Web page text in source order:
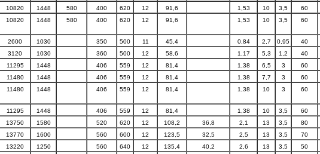
10820 1448 580 400 620 12 91,6 1,53 10 3,5 60
10820 1448 580 400 620 12 91,6 1,53 10 3,5 60
2600 1030 350 500 11 45,4 0,84 2,7 0,95 40
3120 1030 360 500 12 58,6 1,17 5,3 1,2 40
11295 1448 406 559 12 81,4 1,38 6,5 3 60
11480 1448 406 559 12 81,4 1,38 7,7 3 60
11480 1448 406 559 12 81,4 1,38 10 3 60
11295 1448 406 559 12 81,4 1,38 10 3,5 60
13750 1580 520 620 12 108,2 36,8 2,1 13 3,5 80
13770 1600 560 600 12 123,5 32,5 2,5 13 3,5 70
13220 1250 560 640 12 135,4 40,2 2,6 13 3,5 50